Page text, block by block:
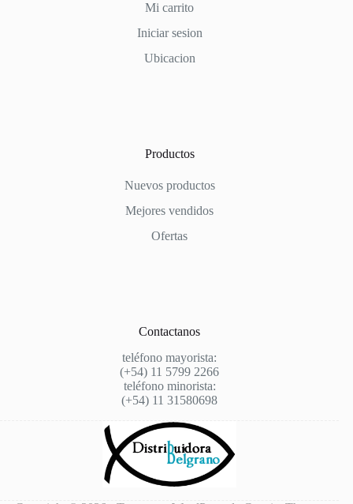
Mi carrito
Iniciar sesion
Ubicacion
Productos
Nuevos productos
Mejores vendidos
Ofertas
Contactanos
teléfono mayorista:
(+54) 11 5799 2266
teléfono minorista:
(+54) 11 31580698